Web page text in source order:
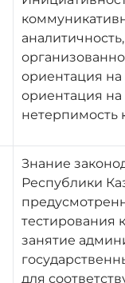
аналитичность,
ориентация на
ориентация на
нетерпимость
Знание
Республики
тестирования
занятие
для